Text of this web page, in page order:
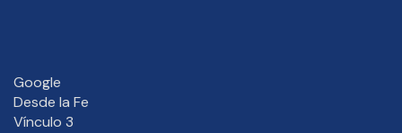
Google
Desde la Fe
Vínculo 3